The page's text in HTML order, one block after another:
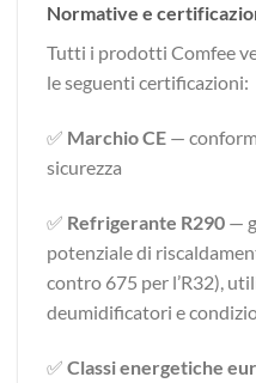
Normative e
Tutti i prodotti Comfee
le seguenti certificazioni:
✅ Marchio CE —
sicurezza
✅ Refrigerante R290 —
potenziale di
contro 675 per l’R32),
deumidificatori e
✅ Classi energetiche